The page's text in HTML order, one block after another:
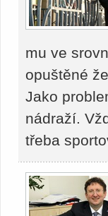
mu ve
opuštěné
Jako
nádraží.
třeba